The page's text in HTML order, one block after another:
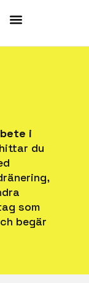
i
du
som
begär